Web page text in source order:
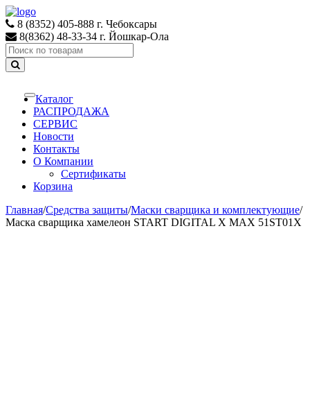
Skip
to
navigation
Skip
to
content
8 (8352) 405-888 г. Чебоксары
8(8362) 48-33-34 г. Йошкар-Ола
Search
for:
Toggle
navigation
Каталог
РАСПРОДАЖА
СЕРВИС
Новости
Контакты
О Компании
Сертификаты
Корзина
Главная/Средства защиты/Маски сварщика и комплектующие/
Маска сварщика хамелеон START DIGITAL X MAX 51ST01X